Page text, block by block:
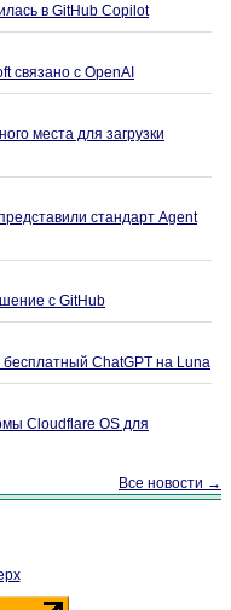
в GitHub Copilot
связано с OpenAI
места для загрузки
стандарт Agent
с GitHub
ChatGPT на Luna
Cloudflare OS для
Все новости →